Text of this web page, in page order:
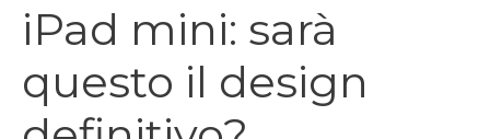
iPad mini: sarà
questo il design